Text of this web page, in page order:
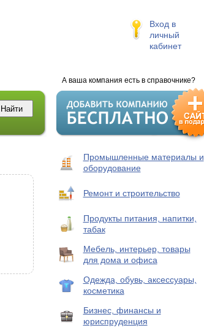
Вход в
личный
кабинет
А ваша компания есть в справочнике?
Промышленные материалы и
оборудование
Ремонт и строительство
Продукты питания, напитки,
табак
Мебель, интерьер, товары
для дома и офиса
Одежда, обувь, аксессуары,
косметика
Бизнес, финансы и
юриспруденция